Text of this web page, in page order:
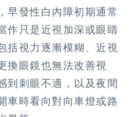
早發性白內障初期通常
作只是近視加深或眼睛
括視力逐漸模糊、近視
換眼鏡也無法改善視
到刺眼不適，以及夜間
車時看向對向車燈或路